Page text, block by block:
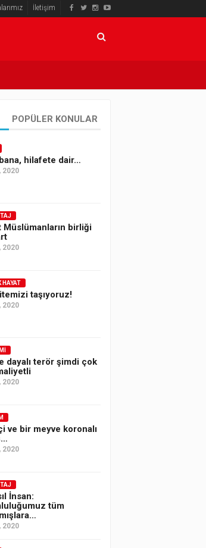
İletişim
POPÜLER KONULAR
hilafete dair…
2020
Müslümanların birliği
2020
HAYAT
taşıyoruz!
2020
dayalı terör şimdi çok
2020
ve bir meyve koronalı
2020
İnsan:
tüm
2020